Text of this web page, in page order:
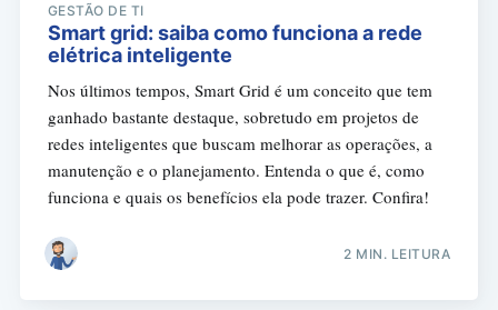
GESTÃO DE TI
Smart grid: saiba como funciona a rede
elétrica inteligente
Nos últimos tempos, Smart Grid é um conceito que tem
ganhado bastante destaque, sobretudo em projetos de
redes inteligentes que buscam melhorar as operações, a
manutenção e o planejamento. Entenda o que é, como
funciona e quais os benefícios ela pode trazer. Confira!
2 MIN. LEITURA